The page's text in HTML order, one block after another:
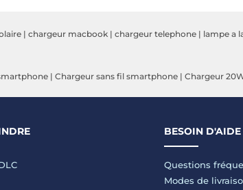
| chargeur macbook | chargeur telephone | lampe a
| Chargeur sans fil smartphone | Chargeur
BESOIN D'AIDE
Questions
Modes de